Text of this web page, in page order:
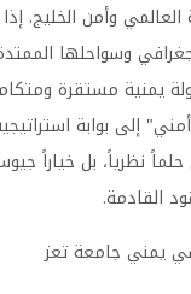
وأمن الخليج.
وسواحلها
يمنية مستقرة
إلى بوابة
نظرياً، بل خياراً
القادمة.
يمني جامعة تعز